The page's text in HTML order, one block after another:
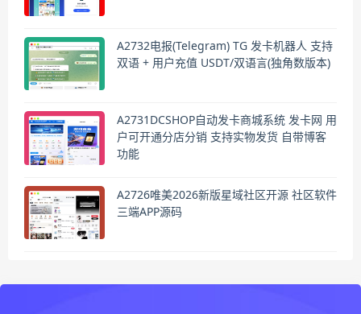
A2732电报(Telegram) TG 发卡机器人 支持
双语 + 用户充值 USDT/双语言(独角数版本)
A2731DCSHOP自动发卡商城系统 发卡网 用
户可开通分店分销 支持实物发货 自带博客
功能
A2726唯美2026新版星域社区开源 社区软件
三端APP源码